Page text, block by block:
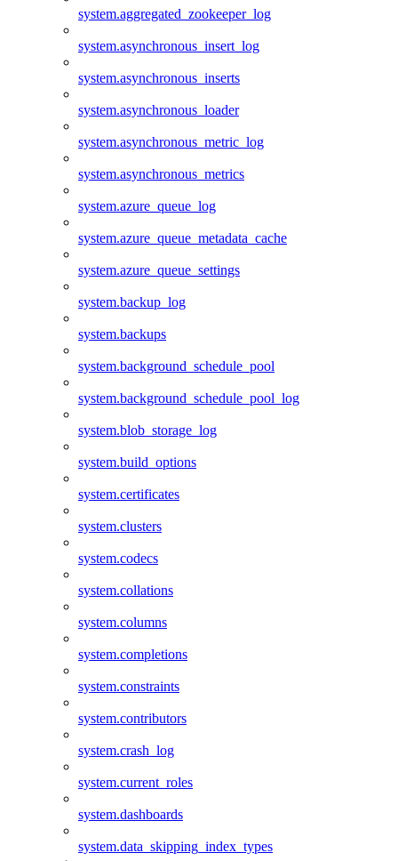
system.aggregated_zookeeper_log
system.asynchronous_insert_log
system.asynchronous_inserts
system.asynchronous_loader
system.asynchronous_metric_log
system.asynchronous_metrics
system.azure_queue_log
system.azure_queue_metadata_cache
system.azure_queue_settings
system.backup_log
system.backups
system.background_schedule_pool
system.background_schedule_pool_log
system.blob_storage_log
system.build_options
system.certificates
system.clusters
system.codecs
system.collations
system.columns
system.completions
system.constraints
system.contributors
system.crash_log
system.current_roles
system.dashboards
system.data_skipping_index_types